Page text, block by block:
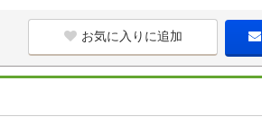
お気に入りに追加